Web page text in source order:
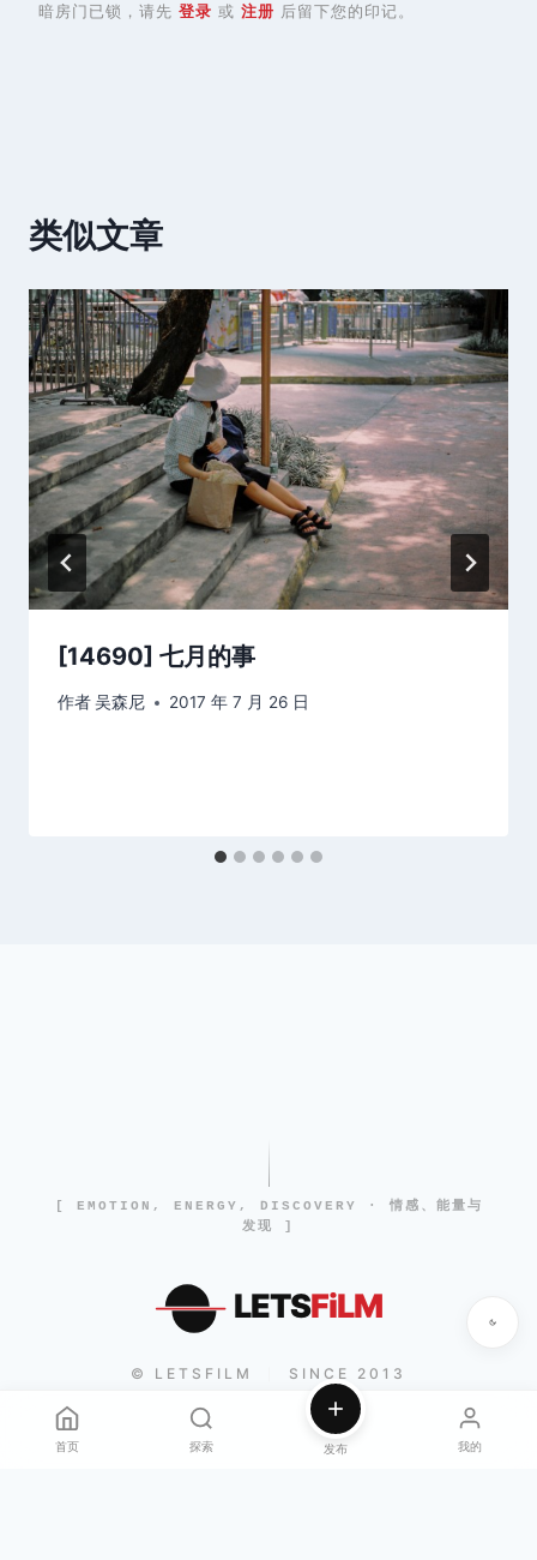
暗房门已锁，请先 登录 或 注册 后留下您的印记。
类似文章
[14690] 七月的事
作者吴森尼 2017 年 7 月 26 日
[ EMOTION, ENERGY, DISCOVERY · 情感、能量与
发现 ]
LETSFiLM
© LETSFILM SINCE 2013
首页 探索 发布 我的